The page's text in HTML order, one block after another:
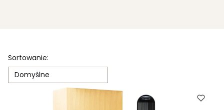
Lista produktów
Sortowanie:
Domyślne